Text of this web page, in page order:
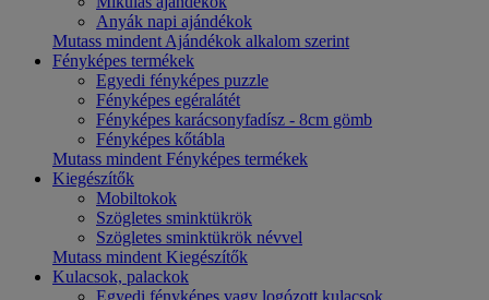
Anyák napi ajándékok
Mutass mindent Ajándékok alkalom szerint
Fényképes termékek
Egyedi fényképes puzzle
Fényképes egéralátét
Fényképes karácsonyfadísz - 8cm gömb
Fényképes kőtábla
Mutass mindent Fényképes termékek
Kiegészítők
Mobiltokok
Szögletes sminktükrök
Szögletes sminktükrök névvel
Mutass mindent Kiegészítők
Kulacsok, palackok
Egyedi fényképes vagy logózott kulacsok